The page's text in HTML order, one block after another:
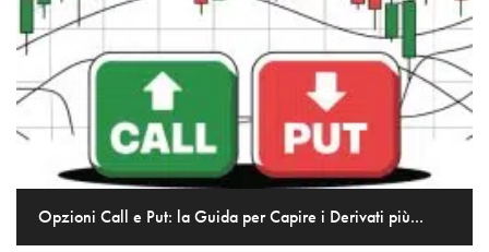
Opzioni Call e Put: la Guida per Capire i Derivati più...